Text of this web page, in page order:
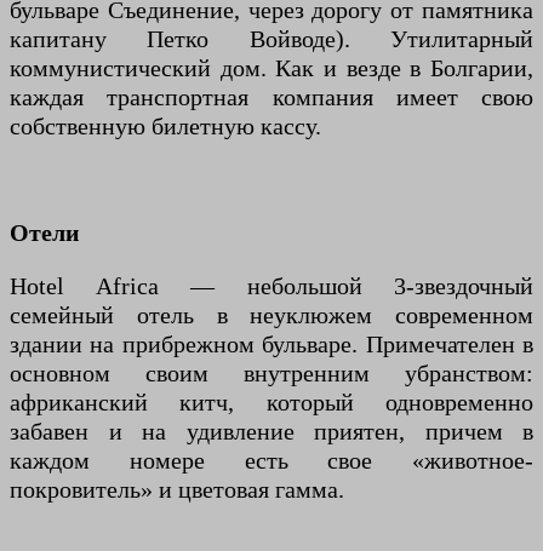
бульваре Съединение, через дорогу от памятника
капитану Петко Войводе). Утилитарный
коммунистический дом. Как и везде в Болгарии,
каждая транспортная компания имеет свою
собственную билетную кассу.
Отели
Hotel Africa — небольшой 3-звездочный
семейный отель в неуклюжем современном
здании на прибрежном бульваре. Примечателен в
основном своим внутренним убранством:
африканский китч, который одновременно
забавен и на удивление приятен, причем в
каждом номере есть свое «животное-
покровитель» и цветовая гамма.